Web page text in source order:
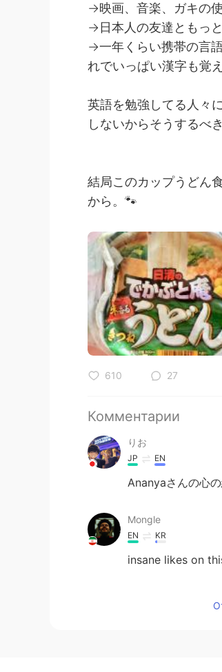
→映画、音楽、ガキの
→日本人の友達ともっ
→一年くらい携帯の言
れでいっぱい漢字も覚え
英語を勉強してる人々
しないからそうするべき
結局このカップうどん
から。🐾
610 27
Комментарии
りお
JP EN
Ananyaさんの心
Mongle
EN KR
insane likes on